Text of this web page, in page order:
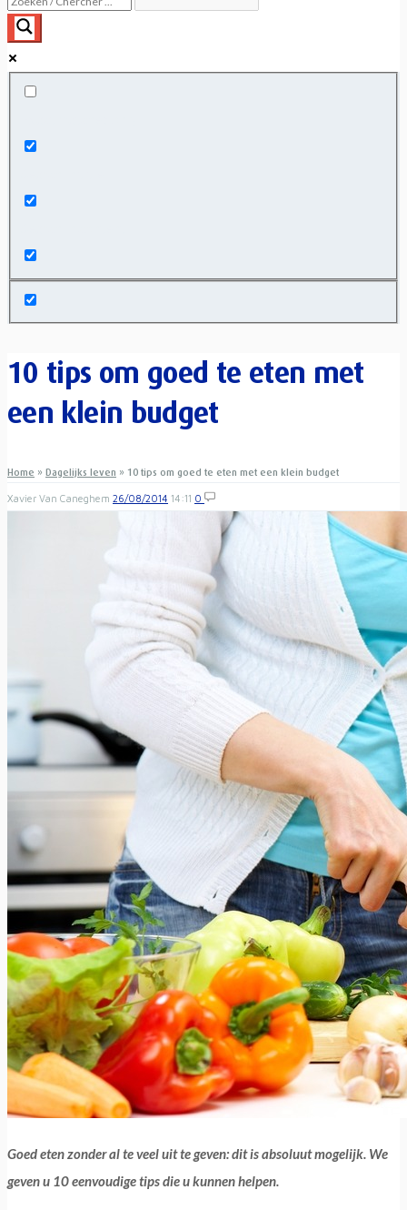
10 tips om goed te eten met
een klein budget
Home » Dagelijks leven » 10 tips om goed te eten met een klein budget
Xavier Van Caneghem 26/08/2014 14:11 0
Goed eten zonder al te veel uit te geven: dit is absoluut mogelijk. We
geven u 10 eenvoudige tips die u kunnen helpen.